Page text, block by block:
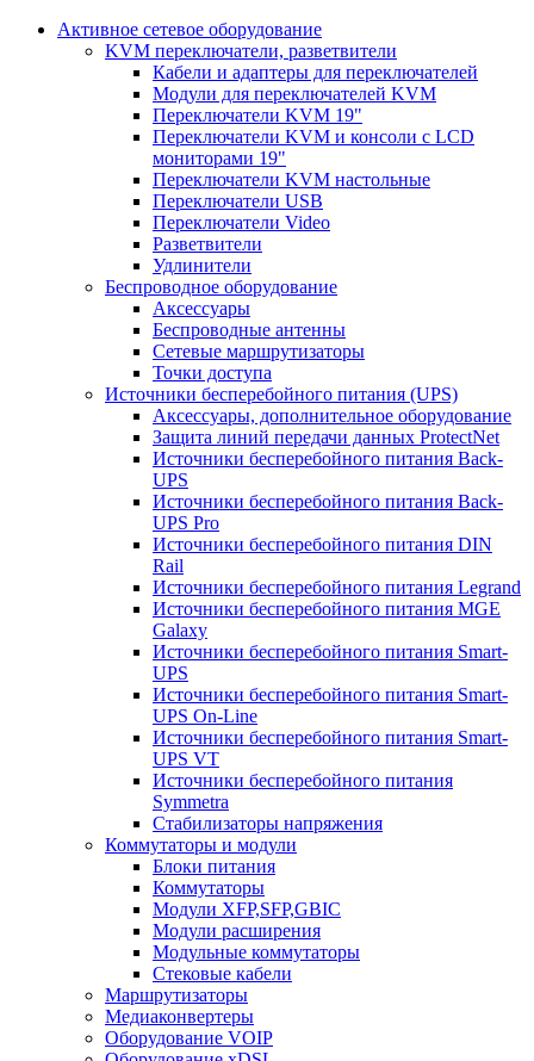
Активное сетевое оборудование
KVM переключатели, разветвители
Кабели и адаптеры для переключателей
Модули для переключателей KVM
Переключатели KVM 19"
Переключатели KVM и консоли с LCD
мониторами 19"
Переключатели KVM настольные
Переключатели USB
Переключатели Video
Разветвители
Удлинители
Беспроводное оборудование
Аксессуары
Беспроводные антенны
Сетевые маршрутизаторы
Точки доступа
Источники бесперебойного питания (UPS)
Аксессуары, дополнительное оборудование
Защита линий передачи данных ProtectNet
Источники бесперебойного питания Back-
UPS
Источники бесперебойного питания Back-
UPS Pro
Источники бесперебойного питания DIN
Rail
Источники бесперебойного питания Legrand
Источники бесперебойного питания MGE
Galaxy
Источники бесперебойного питания Smart-
UPS
Источники бесперебойного питания Smart-
UPS On-Line
Источники бесперебойного питания Smart-
UPS VT
Источники бесперебойного питания
Symmetra
Стабилизаторы напряжения
Коммутаторы и модули
Блоки питания
Коммутаторы
Модули XFP,SFP,GBIC
Модули расширения
Модульные коммутаторы
Стековые кабели
Маршрутизаторы
Медиаконвертеры
Оборудование VOIP